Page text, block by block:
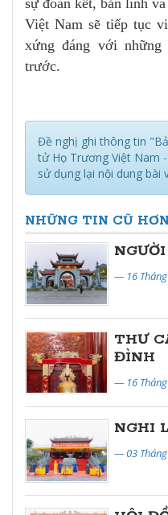
sự đoàn kết, bản lĩnh
Việt Nam sẽ tiếp tục
xứng đáng với
trước.
Đề nghị ghi thông tin
tử Họ Trương Việt Nam
sử dụng lại nội dung bài
NHỮNG TIN CŨ HƠN
— 16
THƯ
ĐÌNH
— 16
NGHI
— 03